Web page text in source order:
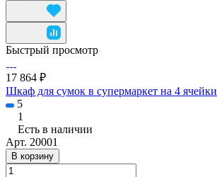
Быстрый просмотр
17 864 ₽
Шкаф для сумок в супермаркет на 4 ячейки
5
1
Есть в наличии
Арт. 20001
В корзину